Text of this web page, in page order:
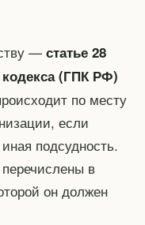
— статье 28
кодекса (ГПК РФ)
по месту
если
подсудность.
в
он должен